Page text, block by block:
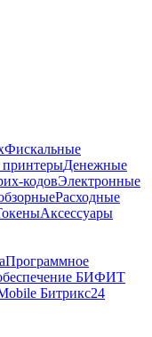
Фискальные
Денежные
кодовЭлектронные
Расходные
Аксессуары
Программное
БИФИТ
Битрикс24